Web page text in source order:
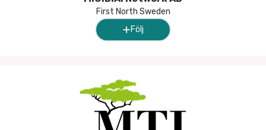
First North Sweden
Följ